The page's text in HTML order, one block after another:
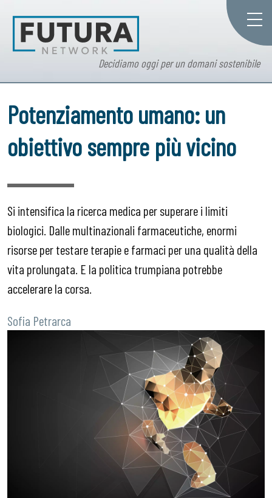
Decidiamo oggi per un domani sostenibile
Potenziamento umano: un
obiettivo sempre più vicino
Si intensifica la ricerca medica per superare i limiti
biologici. Dalle multinazionali farmaceutiche, enormi
risorse per testare terapie e farmaci per una qualità della
vita prolungata. E la politica trumpiana potrebbe
accelerare la corsa.
Sofia Petrarca